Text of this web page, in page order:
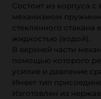
Состоит из корпуса
механизмом
стеклянного стакана
жидкостью (водой).
В верхней части
помощью которого
усилие и давление
Имеет тип
Изготовлен из